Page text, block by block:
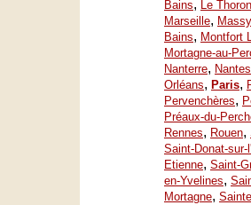
Bains, Le
Marseille, Massy
Bains, Montfort
Mortagne-au-
Nanterre, Nantes
Orléans, Paris,
Pervenchères,
Préaux-du-
Rennes, Rouen,
Saint-Donat-sur-
Etienne, Saint-
en-Yvelines,
Mortagne,